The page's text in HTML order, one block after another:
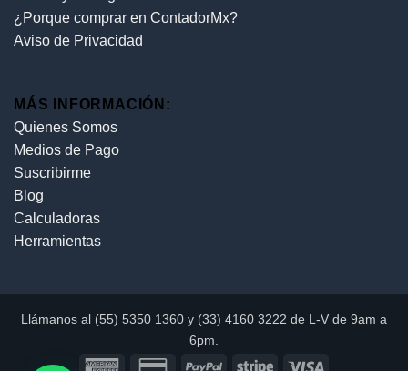
¿Porque comprar en ContadorMx?
Aviso de Privacidad
MÁS INFORMACIÓN:
Quienes Somos
Medios de Pago
Suscribirme
Blog
Calculadoras
Herramientas
Llámanos al (55) 5350 1360 y (33) 4160 3222 de L-V de 9am a
6pm.